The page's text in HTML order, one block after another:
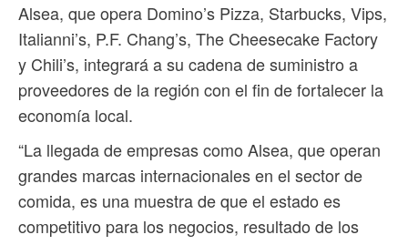
Alsea, que opera Domino’s Pizza, Starbucks, Vips,
Italianni’s, P.F. Chang’s, The Cheesecake Factory
y Chili’s, integrará a su cadena de suministro a
proveedores de la región con el fin de fortalecer la
economía local.
“La llegada de empresas como Alsea, que operan
grandes marcas internacionales en el sector de
comida, es una muestra de que el estado es
competitivo para los negocios, resultado de los